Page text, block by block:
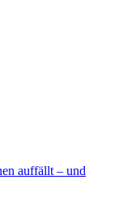
auffällt – und